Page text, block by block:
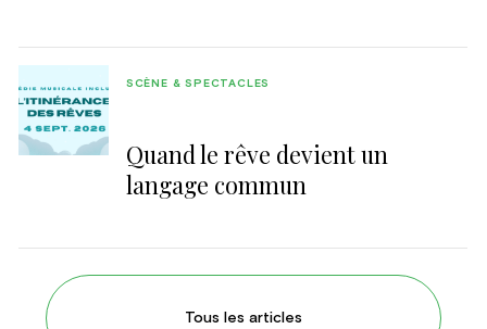
Quand le rêve devient un
langage commun
SCÈNE & SPECTACLES
Tous les articles